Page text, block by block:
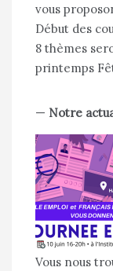
vous
Début des
8 thèmes
printemps
— Notre
Vous nous